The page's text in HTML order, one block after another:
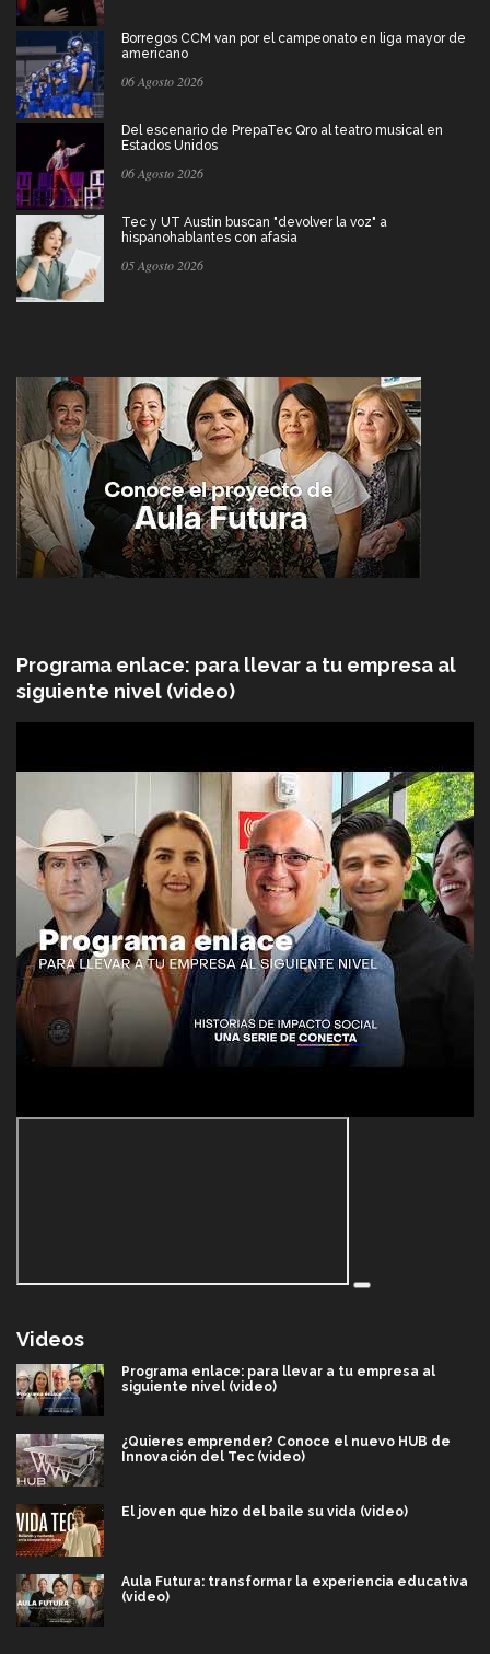
Borregos CCM van por el campeonato en liga mayor de
americano
06 Agosto 2026
Del escenario de PrepaTec Qro al teatro musical en
Estados Unidos
06 Agosto 2026
Tec y UT Austin buscan "devolver la voz" a
hispanohablantes con afasia
05 Agosto 2026
Programa enlace: para llevar a tu empresa al
siguiente nivel (video)
Videos
Programa enlace: para llevar a tu empresa al
siguiente nivel (video)
¿Quieres emprender? Conoce el nuevo HUB de
Innovación del Tec (video)
El joven que hizo del baile su vida (video)
Aula Futura: transformar la experiencia educativa
(video)